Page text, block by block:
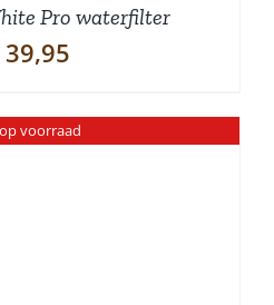
Pro waterfilter
39,95
voorraad